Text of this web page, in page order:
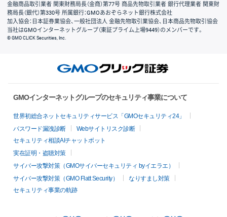
金融商品取引業者 関東財務局長（金商）第77号 商品先物取引業者 銀行代理業者 関東財
務局長（銀代）第330号 所属銀行：GMOあおぞらネット銀行株式会社
加入協会：日本証券業協会、一般社団法人 金融先物取引業協会、日本商品先物取引協会
当社はGMOインターネットグループ（東証プライム上場9449）のメンバーです。
© GMO CLICK Securities, Inc.
GMOインターネットグループのセキュリティ事業について
世界初総合ネットセキュリティサービス「GMOセキュリティ24」
パスワード漏洩診断
Webサイトリスク診断
セキュリティ相談AIチャットボット
実在証明・盗聴対策
サイバー攻撃対策（GMOサイバーセキュリティ byイエラエ）
サイバー攻撃対策（GMO Flatt Security）
なりすまし対策
セキュリティ事業の軌跡